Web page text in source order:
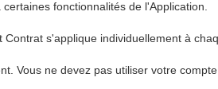
fonctionnalités de l'Application.
s'applique individuellement à
Vous ne devez pas utiliser votre